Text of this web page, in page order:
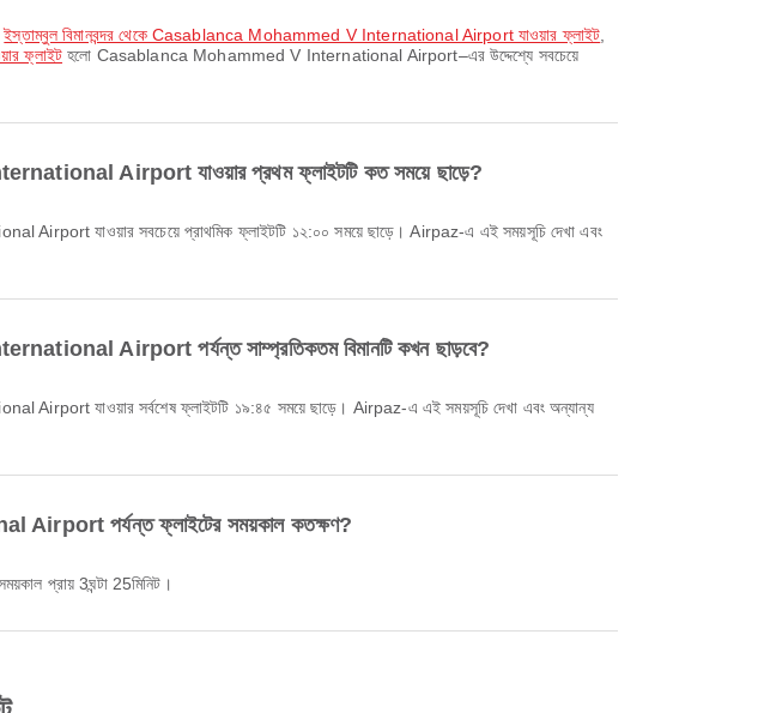
,ইস্তাম্বুল বিমানবন্দর থেকে Casablanca Mohammed V International Airport যাওয়ার ফ্লাইট
ফ্লাইট হলো Casablanca Mohammed V International Airport–এর উদ্দেশ্যে সবচেয়ে
Airport যাওয়ার প্রথম ফ্লাইটটি কত সময়ে ছাড়ে?
Airport পর্যন্ত সাম্প্রতিকতম বিমানটি কখন ছাড়বে?
পর্যন্ত ফ্লাইটের সময়কাল কতক্ষণ?
প্রায় 3ঘন্টা 25মিনিট।